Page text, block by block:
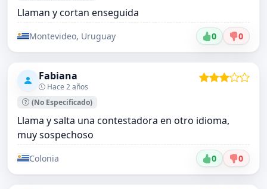
Llaman y cortan enseguida
Montevideo, Uruguay 0 0
Fabiana
Hace 2 años
(No Especificado)
Llama y salta una contestadora en otro idioma,
muy sospechoso
Colonia 0 0